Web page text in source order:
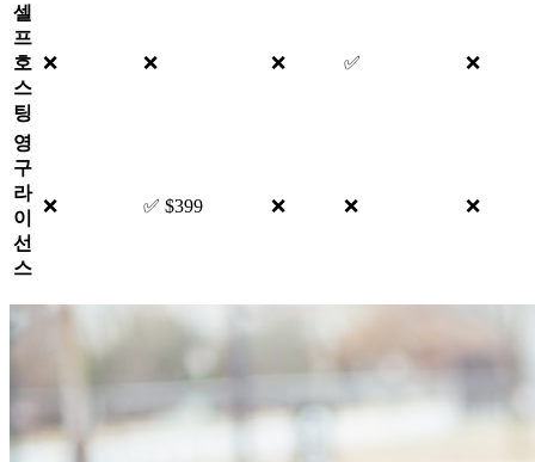
셀
프
호
스
팅
❌ ❌ ❌ ✅ ❌
영
구
라
이
선
스
❌ ✅ $399 ❌ ❌ ❌